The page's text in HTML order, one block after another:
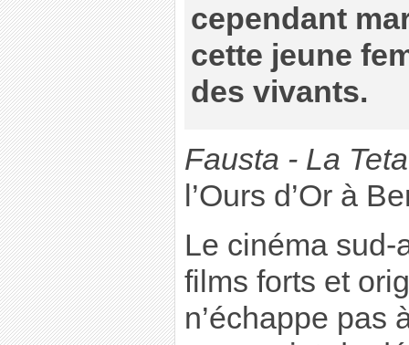
cependant
cette jeune
des vivants.
Fausta - La
l’Ours d’Or à
Le cinéma sud-
films forts et
n’échappe pas